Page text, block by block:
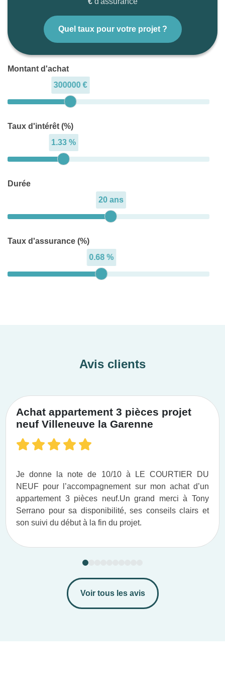
Quel taux pour votre projet ?
Montant d'achat
300000 €
Taux d'intérêt (%)
1.33 %
Durée
20 ans
Taux d'assurance (%)
0.68 %
Avis clients
Achat appartement 3 pièces projet
neuf Villeneuve la Garenne
Je donne la note de 10/10 à LE COURTIER DU
NEUF pour l’accompagnement sur mon achat d’un
appartement 3 pièces neuf.​ Un grand merci à Tony
Serrano pour sa disponibilité, ses conseils clairs et
son suivi du début à la fin du projet.​
Voir tous les avis